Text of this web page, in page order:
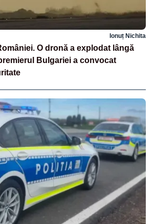
Ionuț Nichita
O dronă a explodat lângă
Bulgariei a convocat